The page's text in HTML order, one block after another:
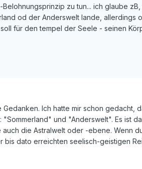
zu tun... ich glaube
od der Anderswelt lande, allerdings
für den tempel der Seele - seinen
Ich hatte mir schon gedacht,
und "Anderswelt". Es ist
auch die Astralwelt oder -ebene. Wenn
bis dato erreichten seelisch-geistigen